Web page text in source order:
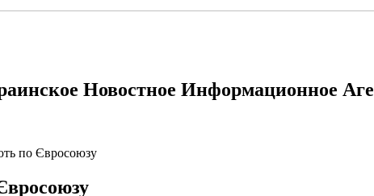
Новостное Информационное
по Євросоюзу